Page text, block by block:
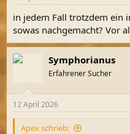
in jedem Fall trotzdem ein
sowas nachgemacht? Vor
Symphorianus
Erfahrener Sucher
12 April 2026
Apex schrieb: